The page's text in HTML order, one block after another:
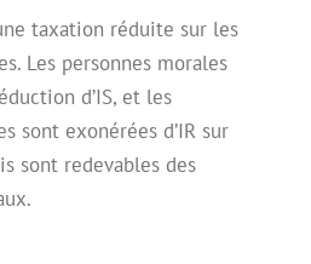
taxation réduite sur les
Les personnes morales
d’IS, et les
sont exonérées d’IR sur
sont redevables des